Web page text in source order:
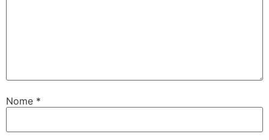
Nome *